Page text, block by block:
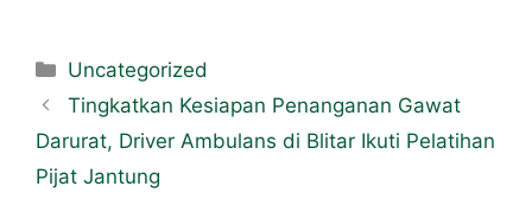
Uncategorized
Tingkatkan Kesiapan Penanganan Gawat
Darurat, Driver Ambulans di Blitar Ikuti Pelatihan
Pijat Jantung